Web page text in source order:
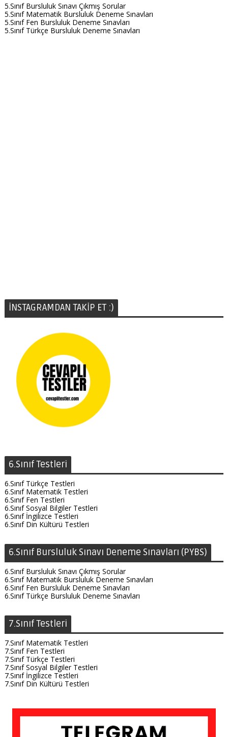
5.Sınıf Bursluluk Sınavı Çıkmış Sorular
5.Sınıf Matematik Bursluluk Deneme Sınavları
5.Sınıf Fen Bursluluk Deneme Sınavları
5.Sınıf Türkçe Bursluluk Deneme Sınavları
İNSTAGRAMDAN TAKİP ET :)
6.Sınıf Testleri
6.Sınıf Türkçe Testleri
6.Sınıf Matematik Testleri
6.Sınıf Fen Testleri
6.Sınıf Sosyal Bilgiler Testleri
6.Sınıf İngilizce Testleri
6.Sınıf Din Kültürü Testleri
6.Sınıf Bursluluk Sınavı Deneme Sınavları (PYBS)
6.Sınıf Bursluluk Sınavı Çıkmış Sorular
6.Sınıf Matematik Bursluluk Deneme Sınavları
6.Sınıf Fen Bursluluk Deneme Sınavları
6.Sınıf Türkçe Bursluluk Deneme Sınavları
7.Sınıf Testleri
7.Sınıf Matematik Testleri
7.Sınıf Fen Testleri
7.Sınıf Türkçe Testleri
7.Sınıf Sosyal Bilgiler Testleri
7.Sınıf İngilizce Testleri
7.Sınıf Din Kültürü Testleri